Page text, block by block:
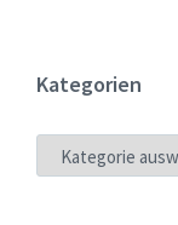
Kategorien
KATEGORIEN